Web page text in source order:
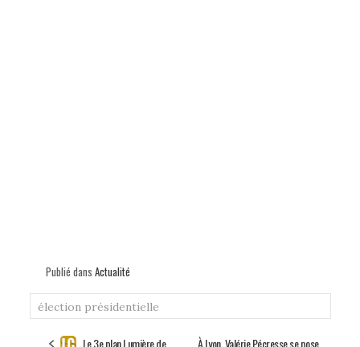
Publié dans Actualité
élection présidentielle
Le 3e plan Lumière de À Lyon, Valérie Pécresse se pose